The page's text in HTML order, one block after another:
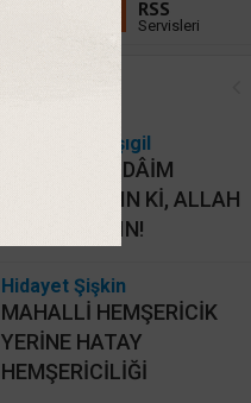
RSS
Servisleri
Osman Onbaşıgil
ALLAHI HER DÂİM
İHLASLA ANIN Kİ, ALLAH
DA SİZİ ANSIN!
Hidayet Şişkin
MAHALLİ HEMŞERİCİK
YERİNE HATAY
HEMŞERİCİLİĞİ